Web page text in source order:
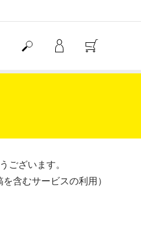
ざいます。
含むサービスの利用）